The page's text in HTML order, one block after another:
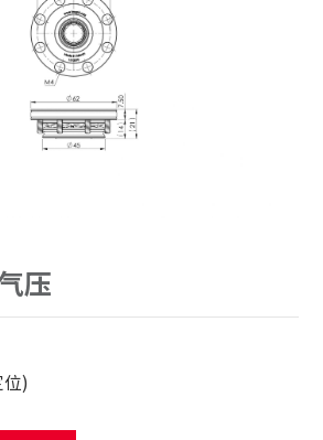
原点定位客制化
60公斤
150公斤
臂客制化
压
)